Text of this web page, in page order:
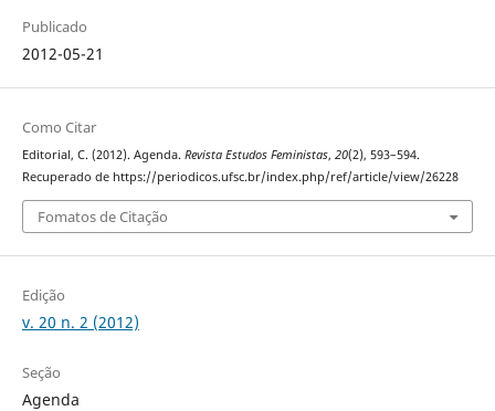
Publicado
2012-05-21
Como Citar
Editorial, C. (2012). Agenda. Revista Estudos Feministas, 20(2), 593–594.
Recuperado de https://periodicos.ufsc.br/index.php/ref/article/view/26228
Fomatos de Citação
Edição
v. 20 n. 2 (2012)
Seção
Agenda